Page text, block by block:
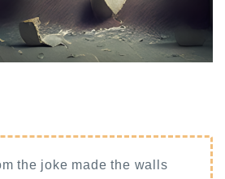
the joke made the walls